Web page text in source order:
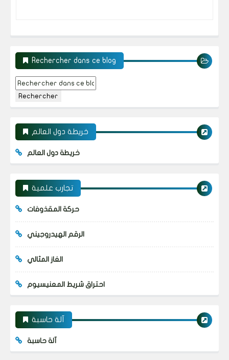
Rechercher dans ce blog
خريطة دول العالم
خريطة دول العالم
تجارب علمية
حركة المقذوفات
الرقم الهيدروجيني
الغاز المثالي
احتراق شريط المعنيسيوم
آلة حاسبة
آلة حاسبة